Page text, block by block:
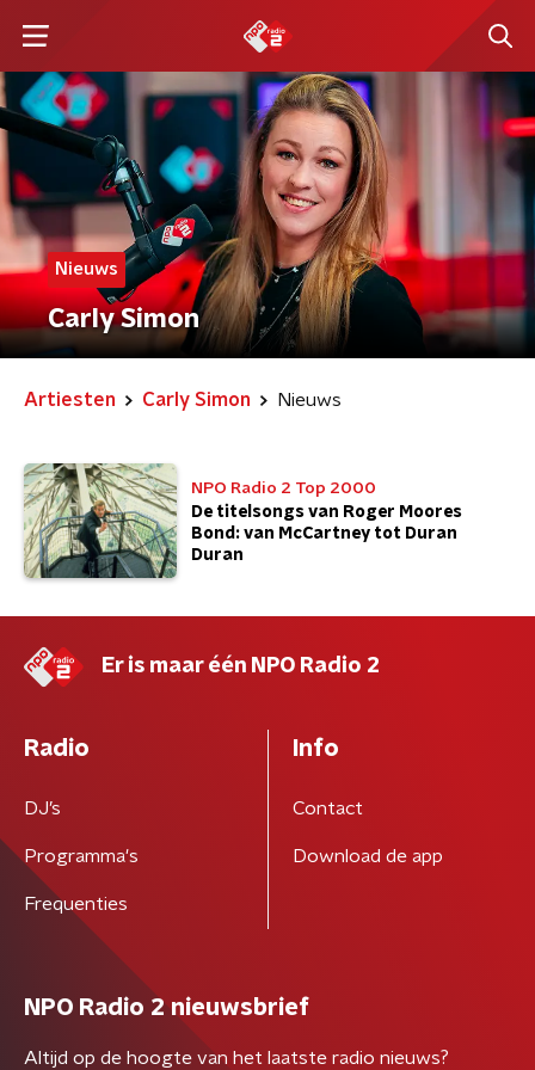
Nieuws
Carly Simon
Artiesten Carly Simon Nieuws
NPO Radio 2 Top 2000
De titelsongs van Roger Moores
Bond: van McCartney tot Duran
Duran
Er is maar één NPO Radio 2
Radio
DJ’s
Programma's
Frequenties
Info
Contact
Download de app
NPO Radio 2 nieuwsbrief
Altijd op de hoogte van het laatste radio nieuws?